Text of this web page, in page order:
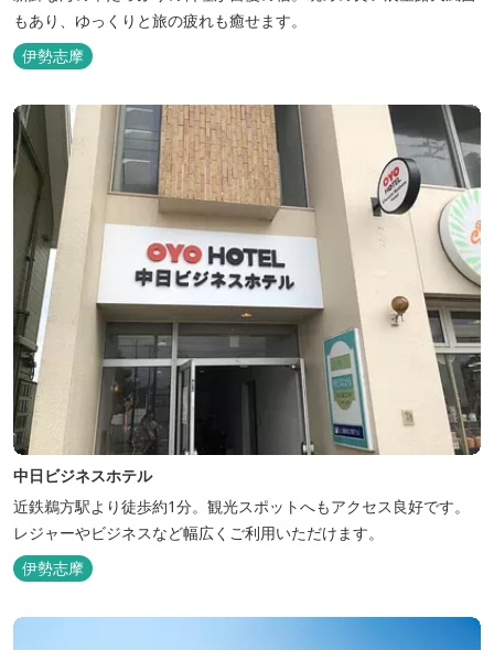
もあり、ゆっくりと旅の疲れも癒せます。
伊勢志摩
中日ビジネスホテル
近鉄鵜方駅より徒歩約1分。観光スポットへもアクセス良好です。
レジャーやビジネスなど幅広くご利用いただけます。
伊勢志摩